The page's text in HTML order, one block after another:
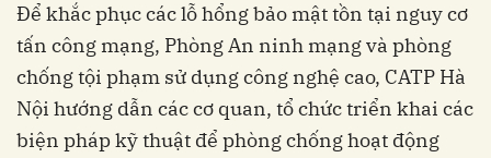
Để khắc phục các lỗ hổng bảo mật tồn tại nguy cơ
tấn công mạng, Phòng An ninh mạng và phòng
chống tội phạm sử dụng công nghệ cao, CATP Hà
Nội hướng dẫn các cơ quan, tổ chức triển khai các
biện pháp kỹ thuật để phòng chống hoạt động